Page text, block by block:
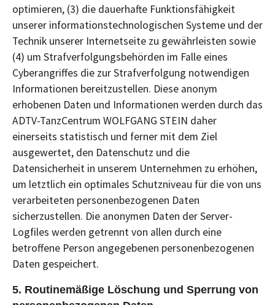
optimieren, (3) die dauerhafte Funktionsfähigkeit
unserer informationstechnologischen Systeme und der
Technik unserer Internetseite zu gewährleisten sowie
(4) um Strafverfolgungsbehörden im Falle eines
Cyberangriffes die zur Strafverfolgung notwendigen
Informationen bereitzustellen. Diese anonym
erhobenen Daten und Informationen werden durch das
ADTV-TanzCentrum WOLFGANG STEIN daher
einerseits statistisch und ferner mit dem Ziel
ausgewertet, den Datenschutz und die
Datensicherheit in unserem Unternehmen zu erhöhen,
um letztlich ein optimales Schutzniveau für die von uns
verarbeiteten personenbezogenen Daten
sicherzustellen. Die anonymen Daten der Server-
Logfiles werden getrennt von allen durch eine
betroffene Person angegebenen personenbezogenen
Daten gespeichert.
5. Routinemäßige Löschung und Sperrung von